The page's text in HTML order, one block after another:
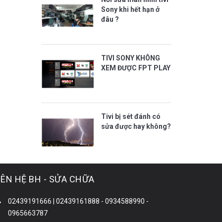
Sony khi hết hạn ở
đâu ?
TIVI SONY KHÔNG
XEM ĐƯỢC FPT PLAY
Tivi bị sét đánh có
sửa được hay không?
HỆ BH - SỬA CHỮA
02439191666 | 02439161888 - 0934588990 -
0965663787